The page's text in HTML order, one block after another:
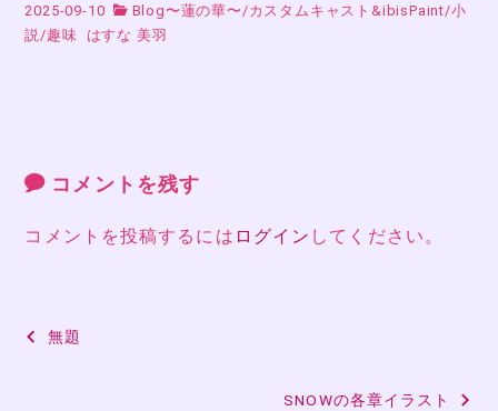
2025-09-10 Blog〜蓮の華〜 /カスタムキャスト&ibisPaint/小
説 /趣味 はすな 美羽
コメントを残す
コメントを投稿するには ログイン してください。
投
無題
SNOWの各章イラスト